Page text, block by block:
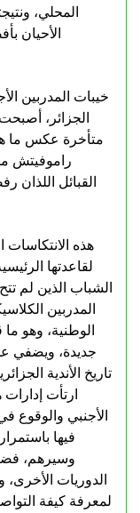
المحلي،
الأحيان
خيبات المدربين
الجزائر،
متأخرة عكس ما
راموفيتش
القبائل اللذان
هذه الانتكاسات
لقاعدتها
الشباب الذين لم
المدربين
الوطنية، وهو
جديدة، ويضفي
تاريخ الأندية
ارتأت
الأجنبي والوقوع
فيها
وسيرهم،
الدوريات
لمعرفة كيفة